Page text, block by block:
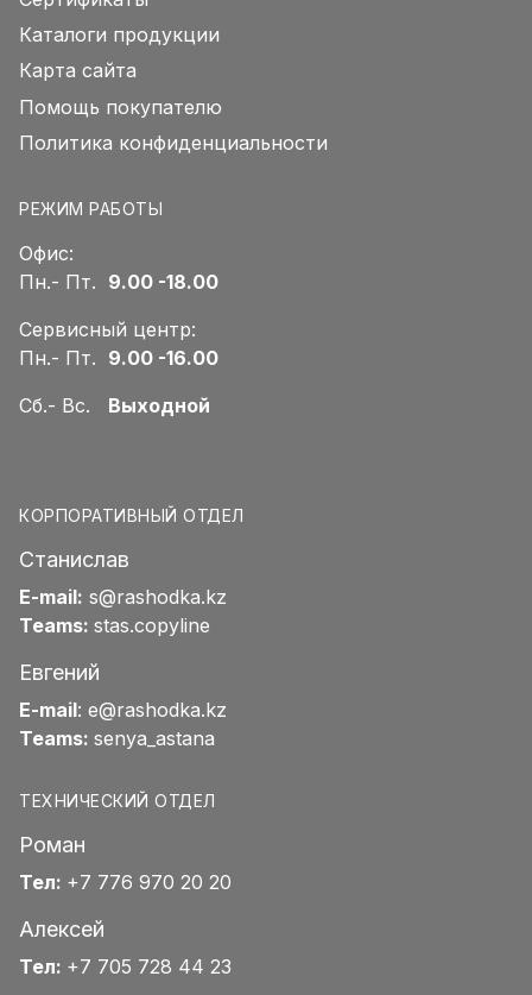
Каталоги продукции
Карта сайта
Помощь покупателю
Политика конфиденциальности
РЕЖИМ РАБОТЫ
Офис:
Пн.- Пт. 9.00 -18.00
Сервисный центр:
Пн.- Пт. 9.00 -16.00
Сб.- Вс. Выходной
КОРПОРАТИВНЫЙ ОТДЕЛ
Станислав
E-mail: s@rashodka.kz
Teams: stas.copyline
Евгений
E-mail: e@rashodka.kz
Teams: senya_astana
ТЕХНИЧЕСКИЙ ОТДЕЛ
Роман
Тел: +7 776 970 20 20
Алексей
Тел: +7 705 728 44 23